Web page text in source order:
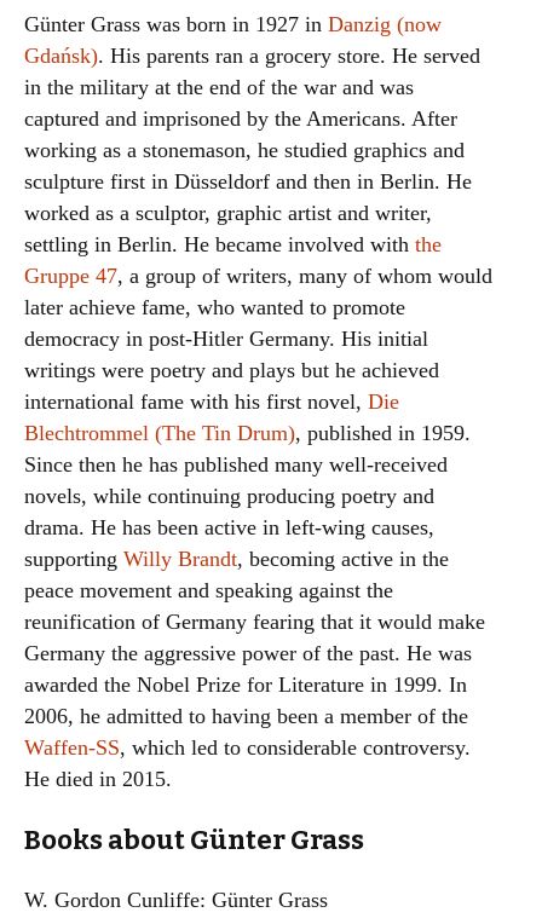
Günter Grass was born in 1927 in Danzig (now
Gdańsk). His parents ran a grocery store. He served
in the military at the end of the war and was
captured and imprisoned by the Americans. After
working as a stonemason, he studied graphics and
sculpture first in Düsseldorf and then in Berlin. He
worked as a sculptor, graphic artist and writer,
settling in Berlin. He became involved with the
Gruppe 47, a group of writers, many of whom would
later achieve fame, who wanted to promote
democracy in post-Hitler Germany. His initial
writings were poetry and plays but he achieved
international fame with his first novel, Die
Blechtrommel (The Tin Drum), published in 1959.
Since then he has published many well-received
novels, while continuing producing poetry and
drama. He has been active in left-wing causes,
supporting Willy Brandt, becoming active in the
peace movement and speaking against the
reunification of Germany fearing that it would make
Germany the aggressive power of the past. He was
awarded the Nobel Prize for Literature in 1999. In
2006, he admitted to having been a member of the
Waffen-SS, which led to considerable controversy.
He died in 2015.
Books about Günter Grass
W. Gordon Cunliffe: Günter Grass